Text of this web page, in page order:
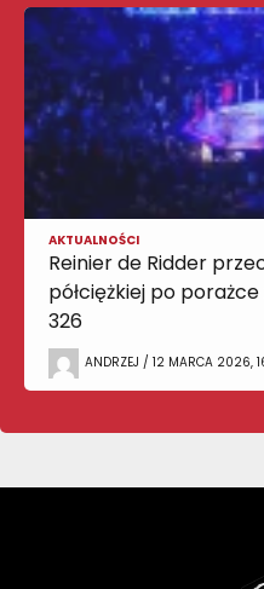
AKTUALNOŚCI
Reinier de Ridder
półciężkiej po
326
ANDRZEJ / 12 MARCA 2026,